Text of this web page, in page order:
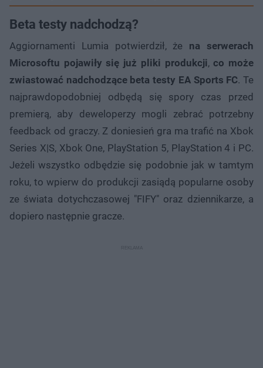
Beta testy nadchodzą?
Aggiornamenti Lumia potwierdził, że na serwerach
Microsoftu pojawiły się już pliki produkcji,co może
zwiastować nadchodzące beta testy EA Sports FC. Te
najprawdopodobniej odbędą się spory czas przed
premierą, aby deweloperzy mogli zebrać potrzebny
feedback od graczy. Z doniesień gra ma trafić na Xbok
Series X|S, Xbok One, PlayStation 5, PlayStation 4 i PC.
Jeżeli wszystko odbędzie się podobnie jak w tamtym
roku, to wpierw do produkcji zasiądą popularne osoby
ze świata dotychczasowej "FIFY" oraz dziennikarze, a
dopiero następnie gracze.